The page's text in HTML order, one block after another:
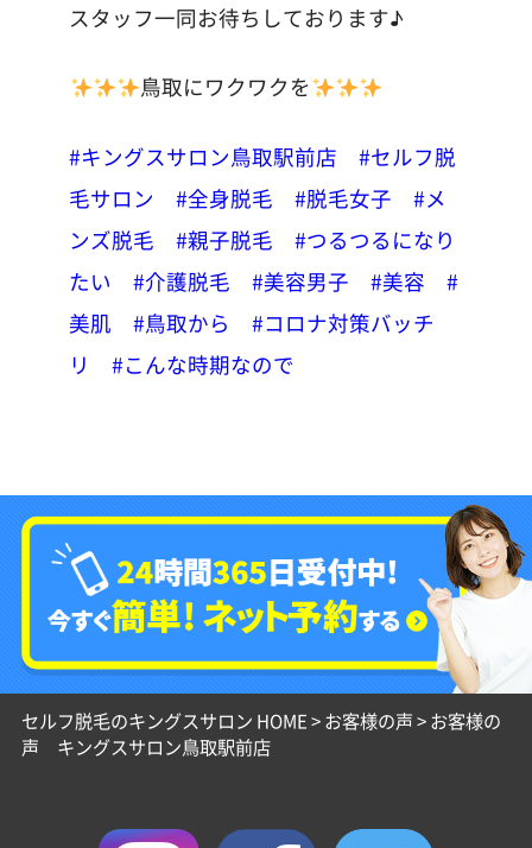
スタッフ一同お待ちしております♪
鳥取にワクワクを
#キングスサロン鳥取駅前店
#セルフ脱
毛サロン
#全身脱毛 #脱毛女子
#メ
ンズ脱毛
#親子脱毛
#つるつるになり
たい
#介護脱毛 #美容男子 #美容
#
美肌
#鳥取から
#コロナ対策バッチ
リ
#こんな時期なので
セルフ脱毛のキングスサロン HOME>お客様の声>お客様の
声 キングスサロン鳥取駅前店